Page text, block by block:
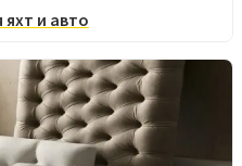
и авто